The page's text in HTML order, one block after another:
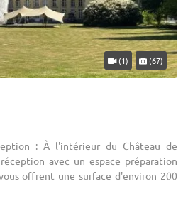
(1) (67)
: À l'intérieur du Château de
avec un espace préparation
offrent une surface d'environ 200